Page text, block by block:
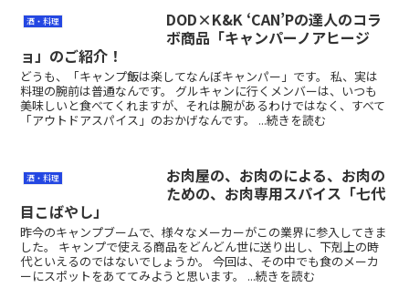
酒・料理
DOD×K&K ‘CAN’Pの達人のコラ
ボ商品「キャンパーノアヒージ
ョ」のご紹介！
どうも、「キャンプ飯は楽してなんぼキャンパー」です。 私、実は
料理の腕前は普通なんです。 グルキャンに行くメンバーは、いつも
美味しいと食べてくれますが、それは腕があるわけではなく、すべて
「アウトドアスパイス」のおかげなんです。 ...続きを読む
酒・料理
お肉屋の、お肉のによる、お肉の
ための、お肉専用スパイス「七代
目こばやし」
昨今のキャンプブームで、様々なメーカーがこの業界に参入してきま
した。 キャンプで使える商品をどんどん世に送り出し、下剋上の時
代といえるのではないでしょうか。 今回は、その中でも食のメーカ
ーにスポットをあててみようと思います。 ...続きを読む